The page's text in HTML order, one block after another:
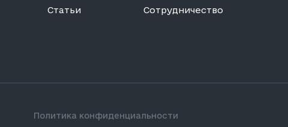
Статьи Сотрудничество
Политика конфиденциальности